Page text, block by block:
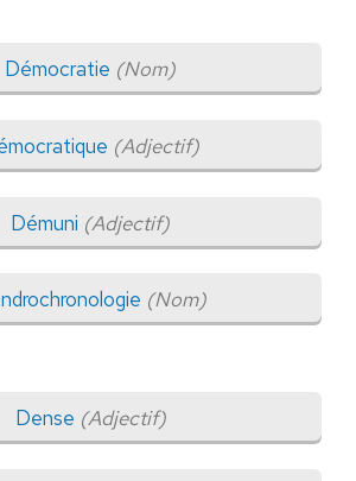
Démocratie (Nom)
(Adjectif)
Démuni (Adjectif)
(Nom)
Dense (Adjectif)